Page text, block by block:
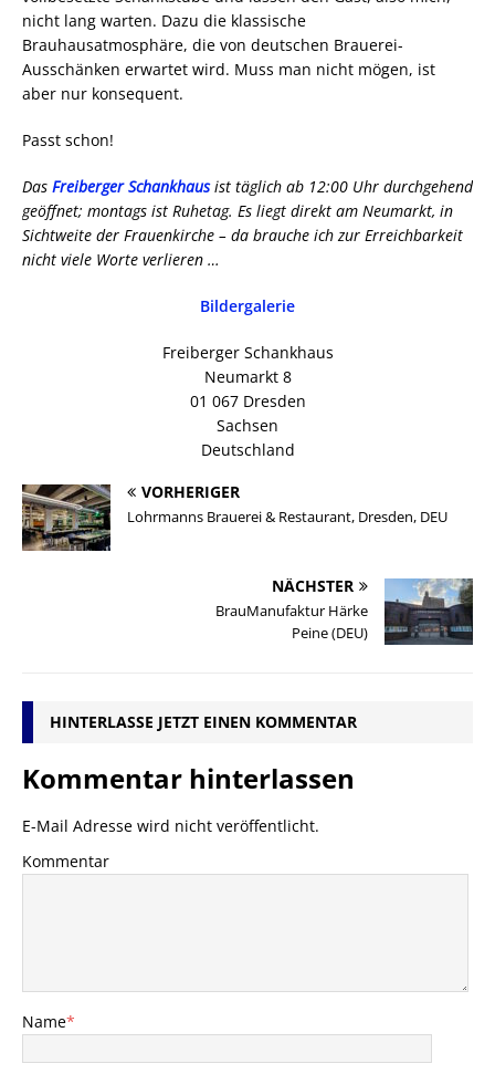
nicht lang warten. Dazu die klassische
Brauhausatmosphäre, die von deutschen Brauerei-
Ausschänken erwartet wird. Muss man nicht mögen, ist
aber nur konsequent.
Passt schon!
Das Freiberger Schankhausist täglich ab 12:00 Uhr durchgehend
geöffnet; montags ist Ruhetag. Es liegt direkt am Neumarkt, in
Sichtweite der Frauenkirche – da brauche ich zur Erreichbarkeit
nicht viele Worte verlieren …
Bildergalerie
Freiberger Schankhaus
Neumarkt 8
01 067 Dresden
Sachsen
Deutschland
VORHERIGER
Lohrmanns Brauerei & Restaurant, Dresden, DEU
NÄCHSTER
BrauManufaktur Härke
Peine (DEU)
HINTERLASSE JETZT EINEN KOMMENTAR
Kommentar hinterlassen
E-Mail Adresse wird nicht veröffentlicht.
Kommentar
Name*